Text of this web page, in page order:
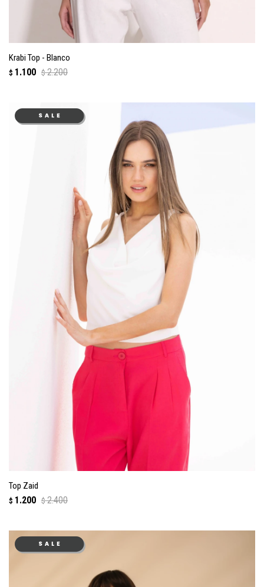
Krabi Top - Blanco
$ 1.100 $ 2.200
Top Zaid
$ 1.200 $ 2.400